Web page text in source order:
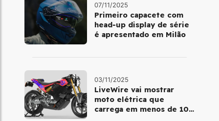
07/11/2025
Primeiro capacete com
head‑up display de série
é apresentado em Milão
03/11/2025
LiveWire vai mostrar
moto elétrica que
carrega em menos de 10